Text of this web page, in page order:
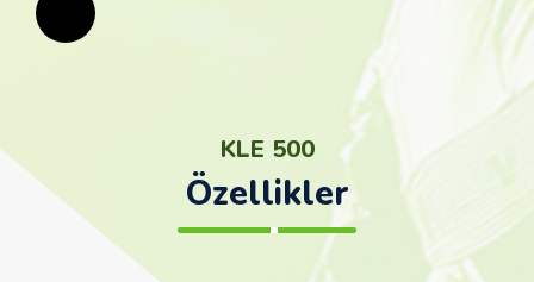
KLE 500
Özellikler